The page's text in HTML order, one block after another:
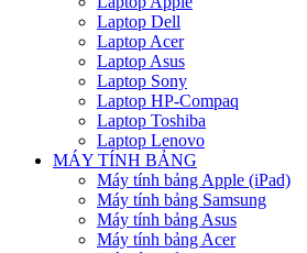
Laptop Dell
Laptop Acer
Laptop Asus
Laptop Sony
Laptop HP-Compaq
Laptop Toshiba
Laptop Lenovo
MÁY TÍNH BẢNG
Máy tính bảng Apple (iPad)
Máy tính bảng Samsung
Máy tính bảng Asus
Máy tính bảng Acer